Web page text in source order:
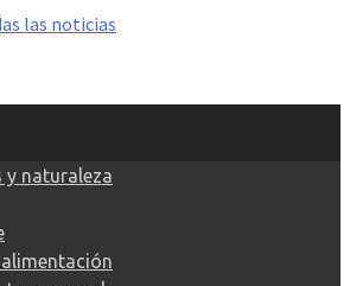
y naturaleza